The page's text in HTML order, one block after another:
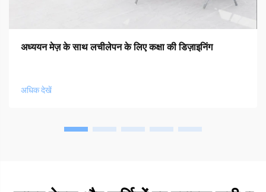
अध्ययन मेज़ के साथ लचीलेपन के लिए कक्षा की डिज़ाइनिंग
अधिक देखें